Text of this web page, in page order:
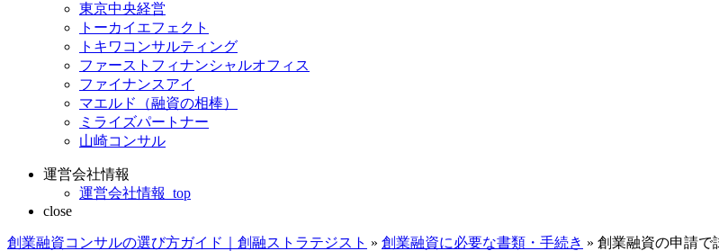
東京中央経営
トーカイエフェクト
トキワコンサルティング
ファーストフィナンシャルオフィス
ファイナンスアイ
マエルド（融資の相棒）
ミライズパートナー
山崎コンサル
運営会社情報
運営会社情報_top
close
創業融資コンサルの選び方ガイド｜創融ストラテジスト » 創業融資に必要な書類・手続き » 創業融資の申請で